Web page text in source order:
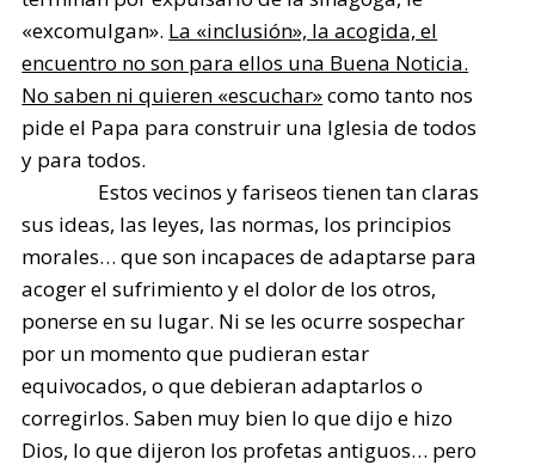
«excomulgan». La «inclusión», la acogida, el
encuentro no son para ellos una Buena Noticia.
No saben ni quieren «escuchar»como tanto nos
pide el Papa para construir una Iglesia de todos
y para todos.
Estos vecinos y fariseos tienen tan claras
sus ideas, las leyes, las normas, los principios
morales… que son incapaces de adaptarse para
acoger el sufrimiento y el dolor de los otros,
ponerse en su lugar. Ni se les ocurre sospechar
por un momento que pudieran estar
equivocados, o que debieran adaptarlos o
corregirlos. Saben muy bien lo que dijo e hizo
Dios, lo que dijeron los profetas antiguos… pero